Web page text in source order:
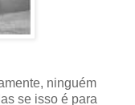
ninguém
se isso é para